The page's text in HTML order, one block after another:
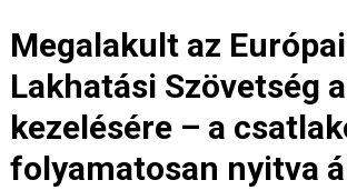
Megalakult az Európai
Lakhatási Szövetség
kezelésére – a
folyamatosan nyitva